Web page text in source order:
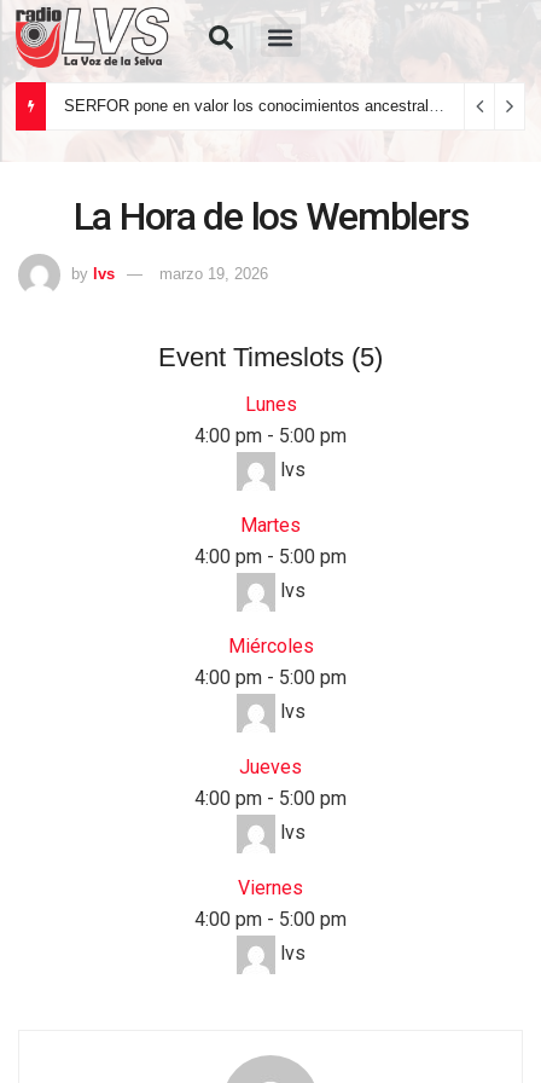
La Hora de los Wemblers
by lvs marzo 19, 2026
Event Timeslots (5)
Lunes
4:00 pm - 5:00 pm
lvs
Martes
4:00 pm - 5:00 pm
lvs
Miércoles
4:00 pm - 5:00 pm
lvs
Jueves
4:00 pm - 5:00 pm
lvs
Viernes
4:00 pm - 5:00 pm
lvs